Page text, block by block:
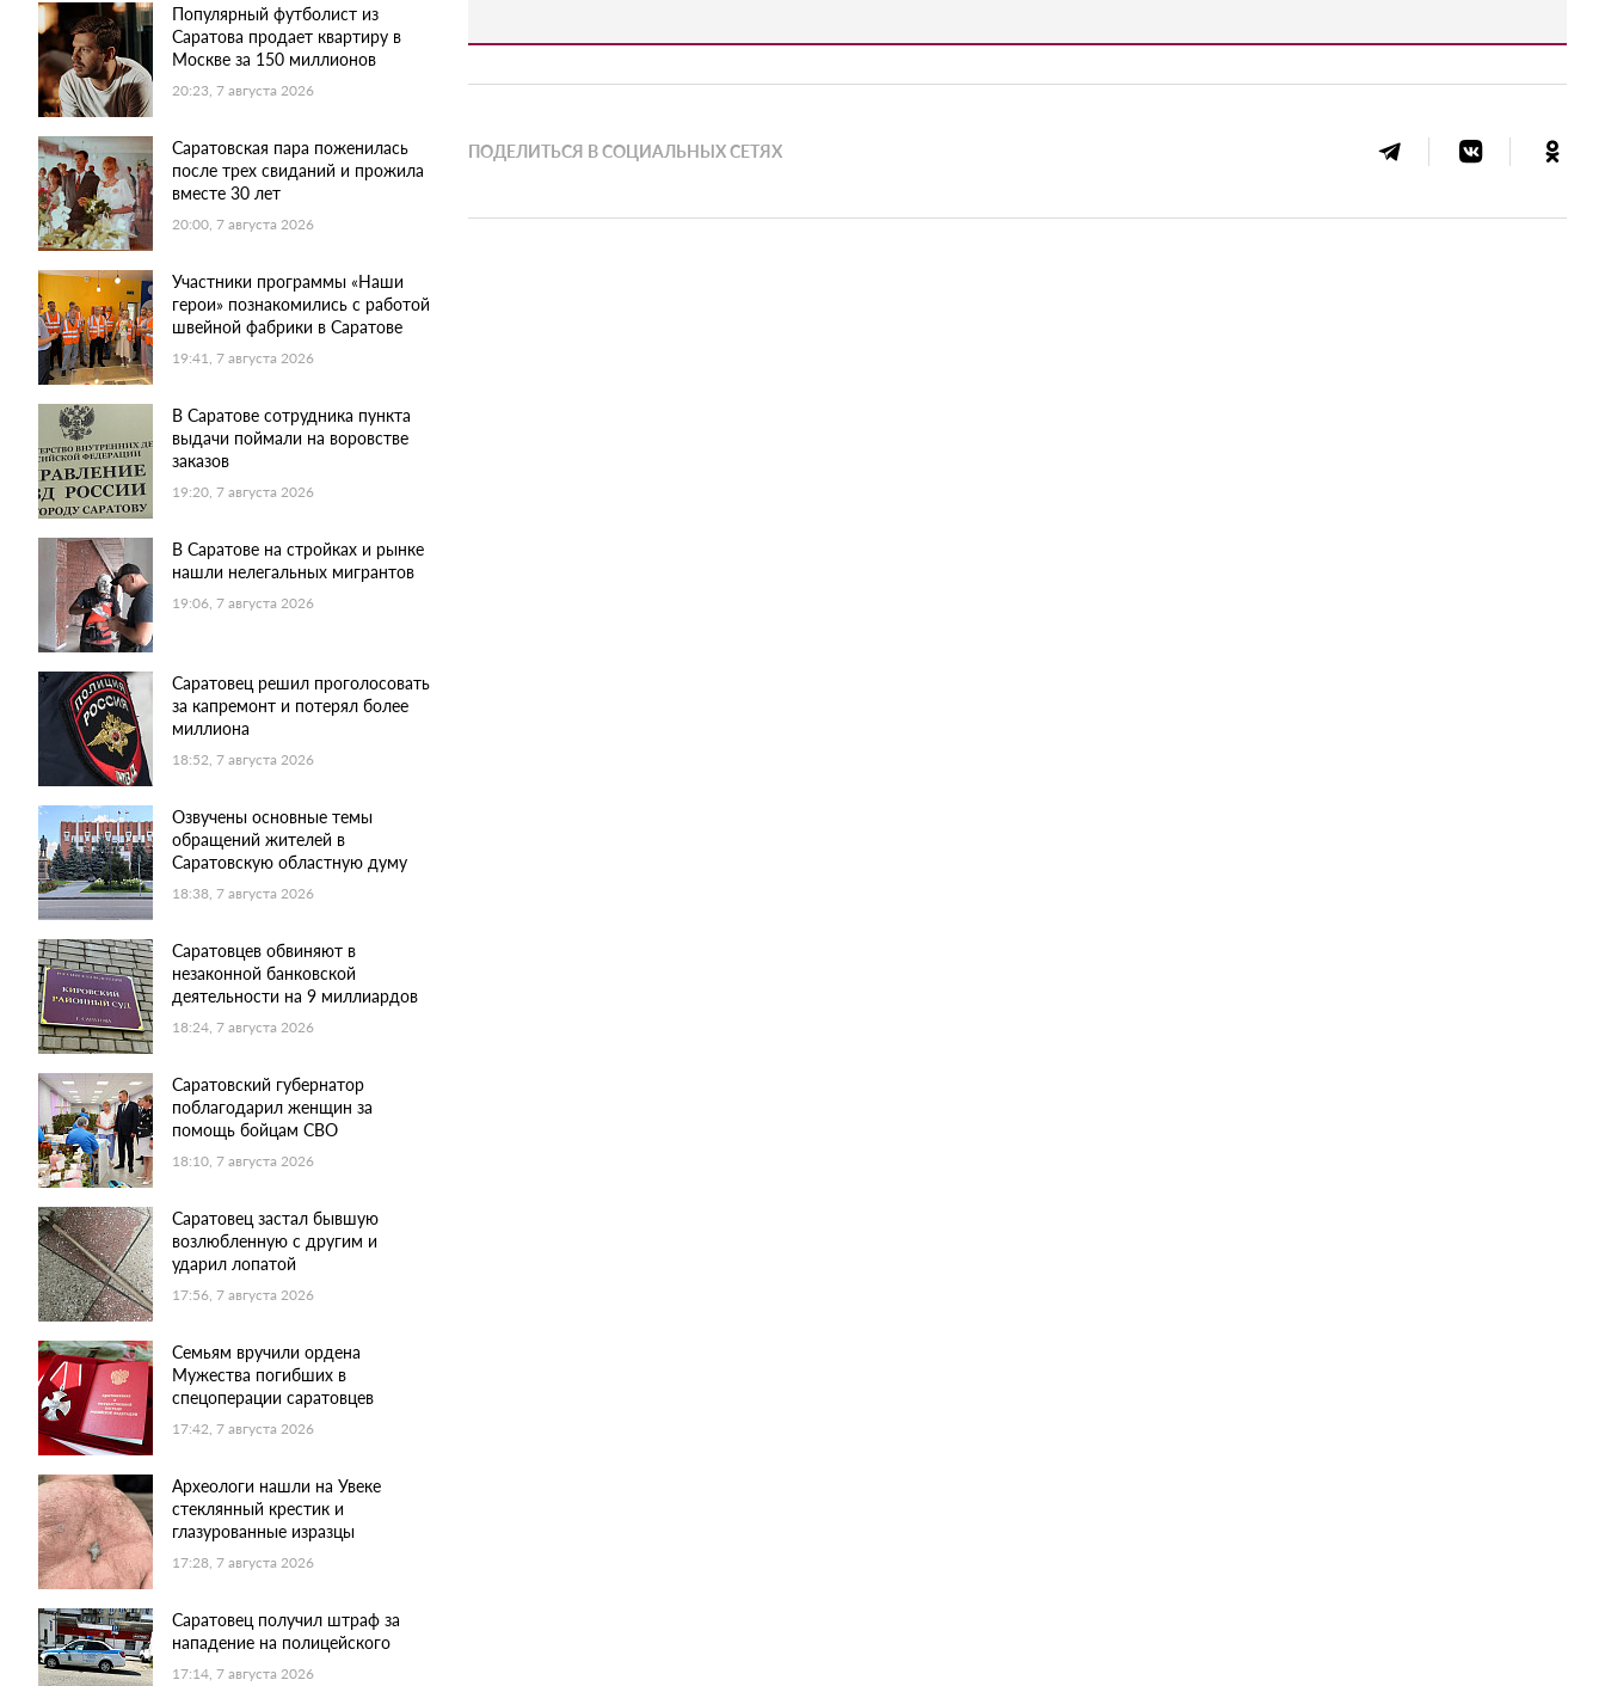
Популярный футболист из
Саратова продает квартиру в
Москве за 150 миллионов
20:23, 7 августа 2026
Саратовская пара поженилась
после трех свиданий и прожила
вместе 30 лет
20:00, 7 августа 2026
Участники программы «Наши
герои» познакомились с работой
швейной фабрики в Саратове
19:41, 7 августа 2026
В Саратове сотрудника пункта
выдачи поймали на воровстве
заказов
19:20, 7 августа 2026
В Саратове на стройках и рынке
нашли нелегальных мигрантов
19:06, 7 августа 2026
Саратовец решил проголосовать
за капремонт и потерял более
миллиона
18:52, 7 августа 2026
Озвучены основные темы
обращений жителей в
Саратовскую областную думу
18:38, 7 августа 2026
Саратовцев обвиняют в
незаконной банковской
деятельности на 9 миллиардов
18:24, 7 августа 2026
Саратовский губернатор
поблагодарил женщин за
помощь бойцам СВО
18:10, 7 августа 2026
Саратовец застал бывшую
возлюбленную с другим и
ударил лопатой
17:56, 7 августа 2026
Семьям вручили ордена
Мужества погибших в
спецоперации саратовцев
17:42, 7 августа 2026
Археологи нашли на Увеке
стеклянный крестик и
глазурованные изразцы
17:28, 7 августа 2026
Саратовец получил штраф за
нападение на полицейского
17:14, 7 августа 2026
ПОДЕЛИТЬСЯ В СОЦИАЛЬНЫХ СЕТЯХ